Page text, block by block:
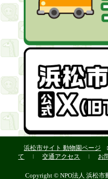
浜松市サイト 動物園ページ
て
交通アクセス お
Copyright © NPO法人 浜松市